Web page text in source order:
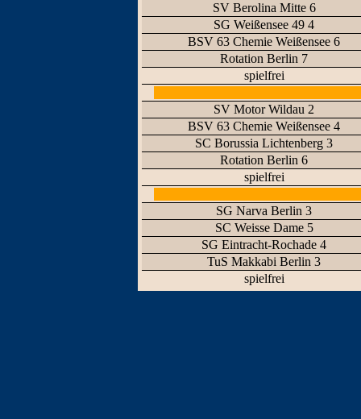
SV Berolina Mitte 6
SG Weißensee 49 4
BSV 63 Chemie Weißensee 6
Rotation Berlin 7
spielfrei
SV Motor Wildau 2
BSV 63 Chemie Weißensee 4
SC Borussia Lichtenberg 3
Rotation Berlin 6
spielfrei
SG Narva Berlin 3
SC Weisse Dame 5
SG Eintracht-Rochade 4
TuS Makkabi Berlin 3
spielfrei